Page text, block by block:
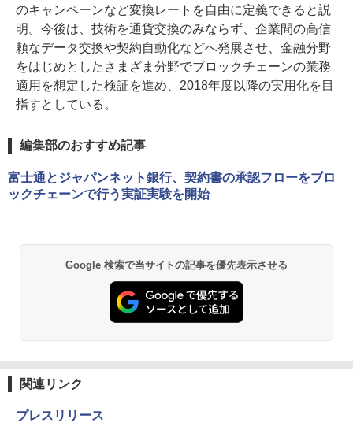
のキャンペーンなど変換レートを自由に定義できると説
明。今後は、技術を通貨交換のみならず、企業間の高信
頼なデータ交換や契約自動化などへ発展させ、金融分野
をはじめとしたさまざま分野でブロックチェーンの業務
適用を想定した検証を進め、2018年度以降の実用化を目
指すとしている。
編集部のおすすめ記事
富士通とジャパンネット銀行、契約書の承認フローをブロ
ックチェーンで行う実証実験を開始
Google 検索で当サイトの記事を優先表示させる
関連リンク
プレスリリース